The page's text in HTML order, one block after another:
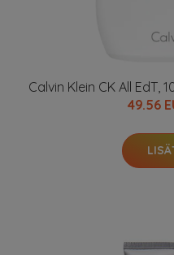
Calvin Klein CK All EdT,
49.56